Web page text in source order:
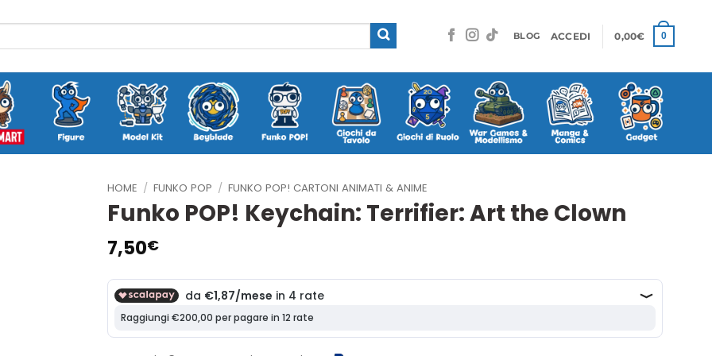
BLOG ACCEDI 0,00€ 0
HOME / FUNKO POP / FUNKO POP! CARTONI ANIMATI & ANIME
Funko POP! Keychain: Terrifier: Art the Clown
7,50€